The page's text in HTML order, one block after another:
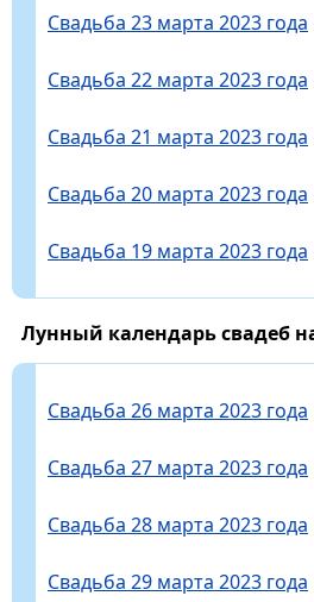
Свадьба 23 марта 2023 года
Свадьба 22 марта 2023 года
Свадьба 21 марта 2023 года
Свадьба 20 марта 2023 года
Свадьба 19 марта 2023 года
Лунный календарь свадеб
Свадьба 26 марта 2023 года
Свадьба 27 марта 2023 года
Свадьба 28 марта 2023 года
Свадьба 29 марта 2023 года